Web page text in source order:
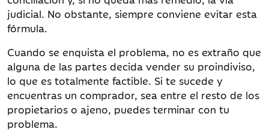
judicial. No obstante, siempre conviene evitar esta
fórmula.
Cuando se enquista el problema, no es extraño que
alguna de las partes decida vender su proindiviso,
lo que es totalmente factible. Si te sucede y
encuentras un comprador, sea entre el resto de los
propietarios o ajeno, puedes terminar con tu
problema.